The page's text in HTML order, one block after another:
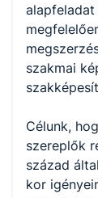
szakmai
Célunk,
szereplők
század
kor